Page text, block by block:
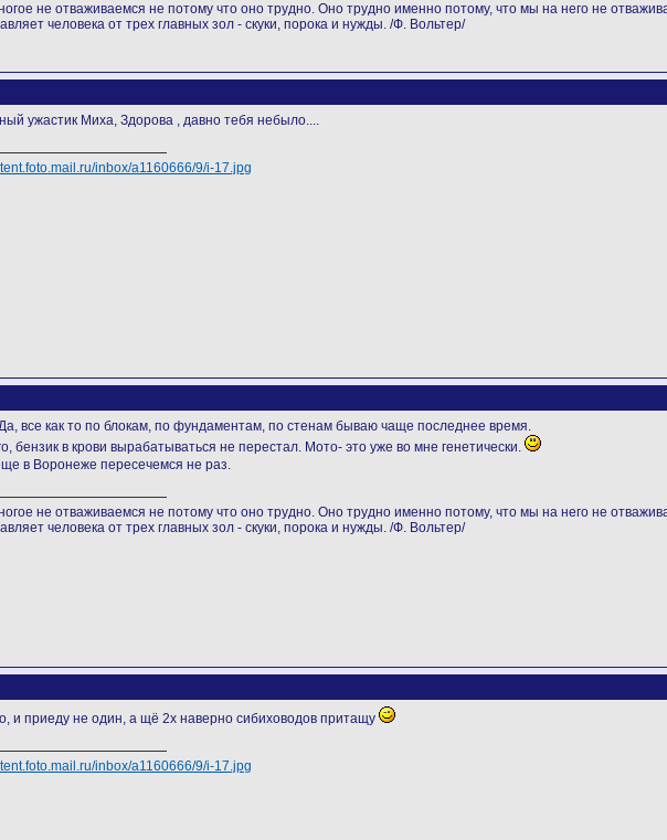
не отваживаемся не потому что оно трудно. Оно трудно именно потому, что мы на него не
человека от трех главных зол - скуки, порока и нужды. /Ф. Вольтер/
ужастик Миха, Здорова , давно тебя небыло....
inbox/a1160666/9/i-17.jpg
все как то по блокам, по фундаментам, по стенам бываю чаще последнее время.
бензик в крови вырабатываться не перестал. Мото- это уже во мне генетически.
в Воронеже пересечемся не раз.
не отваживаемся не потому что оно трудно. Оно трудно именно потому, что мы на него не
человека от трех главных зол - скуки, порока и нужды. /Ф. Вольтер/
и приеду не один, а щё 2х наверно сибиховодов притащу
inbox/a1160666/9/i-17.jpg